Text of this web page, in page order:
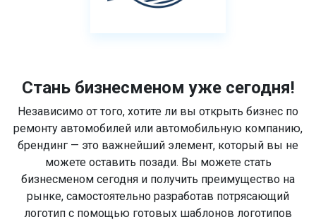
Стань бизнесменом уже сегодня!
Независимо от того, хотите ли вы открыть бизнес по
ремонту автомобилей или автомобильную компанию,
брендинг — это важнейший элемент, который вы не
можете оставить позади. Вы можете стать
бизнесменом сегодня и получить преимущество на
рынке, самостоятельно разработав потрясающий
логотип с помощью готовых шаблонов логотипов